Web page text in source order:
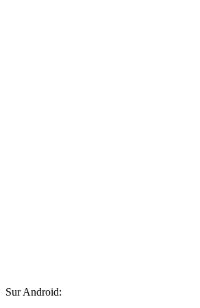
Sur Android: